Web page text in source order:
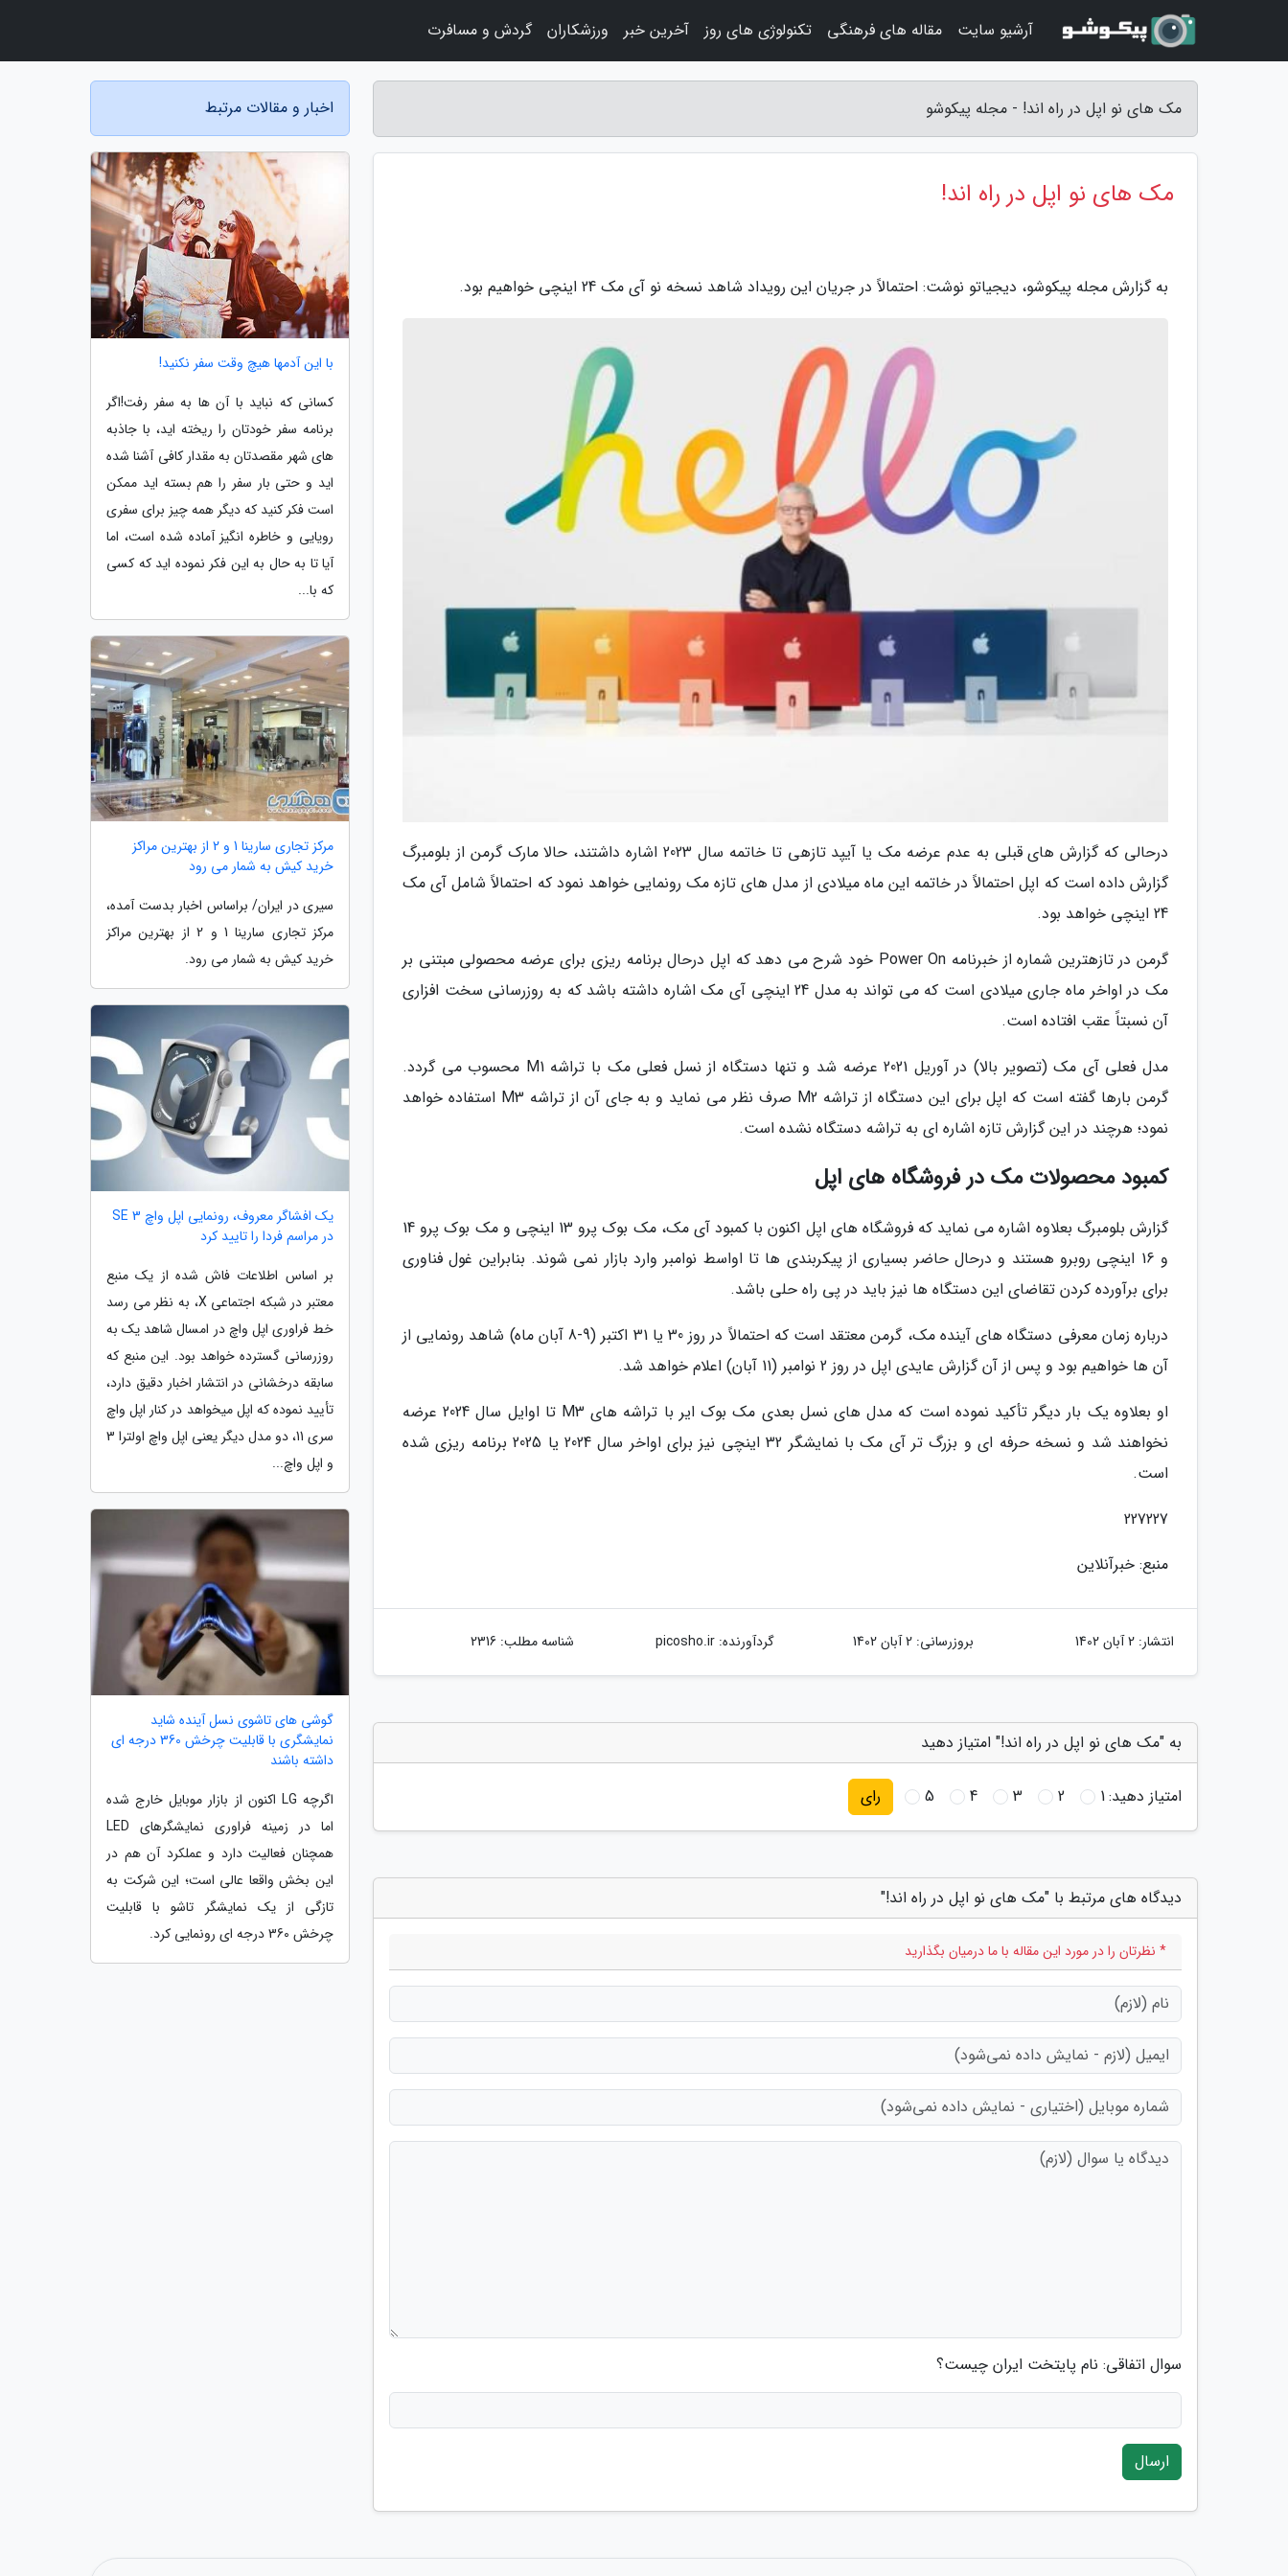
مک های نو اپل در راه اند! - مجله پیکوشو
مک های نو اپل در راه اند!
به گزارش مجله پیکوشو، دیجیاتو نوشت: احتمالاً در جریان این رویداد شاهد نسخه نو آی مک 24 اینچی خواهیم بود.
درحالی که گزارش های قبلی به عدم عرضه مک یا آیپد تازهی تا خاتمه سال 2023 اشاره داشتند، حالا مارک گرمن از بلومبرگ
گزارش داده است که اپل احتمالاً در خاتمه این ماه میلادی از مدل های تازه مک رونمایی خواهد نمود که احتمالاً شامل آی مک
24 اینچی خواهد بود.
گرمن در تازهترین شماره از خبرنامه Power On خود شرح می دهد که اپل درحال برنامه ریزی برای عرضه محصولی مبتنی بر
مک در اواخر ماه جاری میلادی است که می تواند به مدل 24 اینچی آی مک اشاره داشته باشد که به روزرسانی سخت افزاری
آن نسبتاً عقب افتاده است.
مدل فعلی آی مک (تصویر بالا) در آوریل 2021 عرضه شد و تنها دستگاه از نسل فعلی مک با تراشه M1 محسوب می گردد.
گرمن بارها گفته است که اپل برای این دستگاه از تراشه M2 صرف نظر می نماید و به جای آن از تراشه M3 استفاده خواهد
نمود؛ هرچند در این گزارش تازه اشاره ای به تراشه دستگاه نشده است.
کمبود محصولات مک در فروشگاه های اپل
گزارش بلومبرگ بعلاوه اشاره می نماید که فروشگاه های اپل اکنون با کمبود آی مک، مک بوک پرو 13 اینچی و مک بوک پرو 14
و 16 اینچی روبرو هستند و درحال حاضر بسیاری از پیکربندی ها تا اواسط نوامبر وارد بازار نمی شوند. بنابراین غول فناوری
برای برآورده کردن تقاضای این دستگاه ها نیز باید در پی راه حلی باشد.
درباره زمان معرفی دستگاه های آینده مک، گرمن معتقد است که احتمالاً در روز 30 یا 31 اکتبر (9-8 آبان ماه) شاهد رونمایی از
آن ها خواهیم بود و پس از آن گزارش عایدی اپل در روز 2 نوامبر (11 آبان) اعلام خواهد شد.
او بعلاوه یک بار دیگر تأکید نموده است که مدل های نسل بعدی مک بوک ایر با تراشه های M3 تا اوایل سال 2024 عرضه
نخواهند شد و نسخه حرفه ای و بزرگ تر آی مک با نمایشگر 32 اینچی نیز برای اواخر سال 2024 یا 2025 برنامه ریزی شده
است.
227227
منبع: خبرآنلاین
انتشار: 2 آبان 1402 بروزرسانی: 2 آبان 1402 گردآورنده:picosho.ir شناسه مطلب: 2316
به "مک های نو اپل در راه اند!" امتیاز دهید
امتیاز دهید:1
2
3
4
5 رای
دیدگاه های مرتبط با "مک های نو اپل در راه اند!"
* نظرتان را در مورد این مقاله با ما درمیان بگذارید
سوال اتفاقی: نام پایتخت ایران چیست؟
ارسال
اخبار و مقالات مرتبط
با این آدمها هیچ وقت سفر نکنید!
کسانی که نباید با آن ها به سفر رفت!اگر
برنامه سفر خودتان را ریخته اید، با جاذبه
های شهر مقصدتان به مقدار کافی آشنا شده
اید و حتی بار سفر را هم بسته اید ممکن
است فکر کنید که دیگر همه چیز برای سفری
رویایی و خاطره انگیز آماده شده است، اما
آیا تا به حال به این فکر نموده اید که کسی
که با...
مرکز تجاری سارینا 1 و 2 از بهترین مراکز
خرید کیش به شمار می رود
سیری در ایران/ براساس اخبار بدست آمده،
مرکز تجاری سارینا 1 و 2 از بهترین مراکز
خرید کیش به شمار می رود.
یک افشاگر معروف، رونمایی اپل واچ SE 3
در مراسم فردا را تایید کرد
بر اساس اطلاعات فاش شده از یک منبع
معتبر در شبکه اجتماعی X، به نظر می رسد
خط فراوری اپل واچ در امسال شاهد یک به
روزرسانی گسترده خواهد بود. این منبع که
سابقه درخشانی در انتشار اخبار دقیق دارد،
تأیید نموده که اپل میخواهد در کنار اپل واچ
سری 11، دو مدل دیگر یعنی اپل واچ اولترا 3
و اپل واچ...
گوشی های تاشوی نسل آینده شاید
نمایشگری با قابلیت چرخش 360 درجه ای
داشته باشند
اگرچه LG اکنون از بازار موبایل خارج شده
اما در زمینه فراوری نمایشگرهای LED
همچنان فعالیت دارد و عملکرد آن هم در
این بخش واقعا عالی است؛ این شرکت به
تازگی از یک نمایشگر تاشو با قابلیت
چرخش 360 درجه ای رونمایی کرد.
آرشیو سایت مقاله های فرهنگی تکنولوژی های روز آخرین خبر ورزشکاران گردش و مسافرت